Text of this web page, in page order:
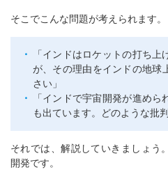
そこでこんな問題が考えられます。
「インドはロケットの打ち
が、その理由をインドの地球
さい」
「インドで宇宙開発が進め
も出ています。どのような批
それでは、解説していきましょう
開発です。